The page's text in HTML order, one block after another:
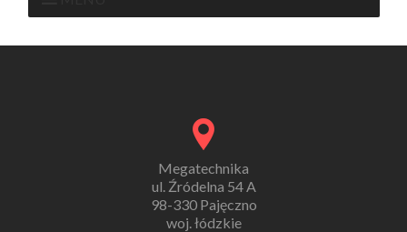
Megatechnika
ul. Źródelna 54 A
98-330 Pajęczno
woj. łódzkie